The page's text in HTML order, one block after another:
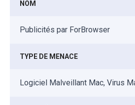
NOM
Publicités par ForBrowser
TYPE DE MENACE
Logiciel Malveillant Mac, Virus